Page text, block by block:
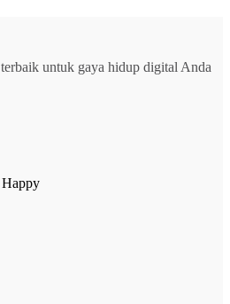
untuk gaya hidup digital Anda
Happy